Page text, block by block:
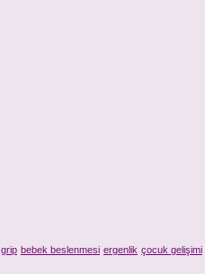
grip bebek beslenmesi ergenlik çocuk gelişimi